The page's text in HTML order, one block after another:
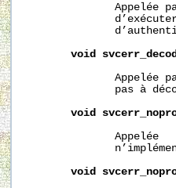
Appelée
void
Appelée
pas à
void
Appelée
void